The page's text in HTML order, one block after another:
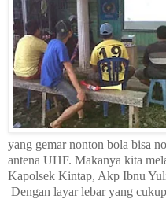
yang gemar nonton bola bisa
antena UHF. Makanya kita
Kapolsek Kintap, Akp Ibnu
Dengan layar lebar yang